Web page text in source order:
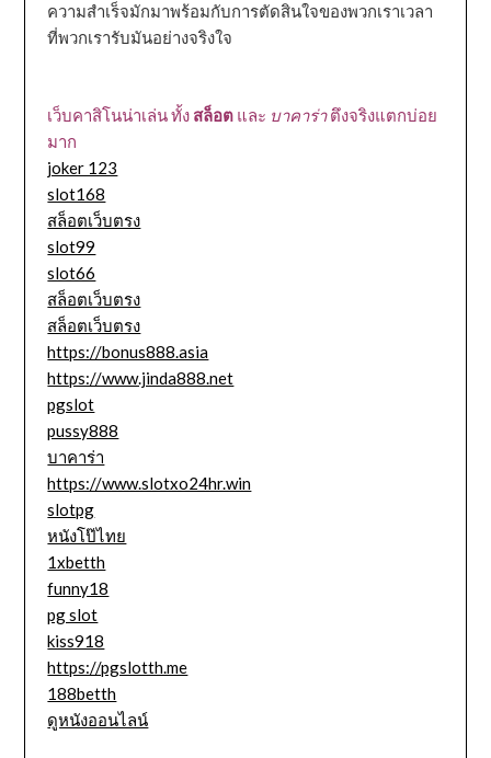
ความสำเร็จมักมาพร้อมกับการตัดสินใจของพวกเราเวลา
ที่พวกเรารับมันอย่างจริงใจ
เว็บคาสิโนน่าเล่น ทั้ง สล็อต และ บาคาร่าตึงจริงแตกบ่อย
มาก
joker 123
slot168
สล็อตเว็บตรง
slot99
slot66
สล็อตเว็บตรง
สล็อตเว็บตรง
https://bonus888.asia
https://www.jinda888.net
pgslot
pussy888
บาคาร่า
https://www.slotxo24hr.win
slotpg
หนังโป๊ไทย
1xbetth
funny18
pg slot
kiss918
https://pgslotth.me
188betth
ดูหนังออนไลน์